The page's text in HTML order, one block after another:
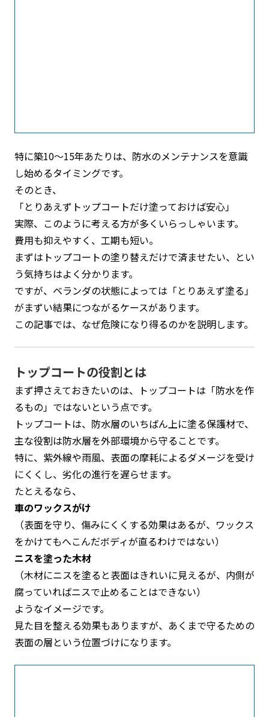
特に築10〜15年あたりは、防水のメンテナンスを意識
し始めるタイミングです。
そのとき、
「とりあえずトップコートだけ塗っておけば安心」
実際、このように考える方が多くいらっしゃいます。
費用も抑えやすく、工期も短い。
まずはトップコートの塗り替えだけで済ませたい、とい
う気持ちはよく分かります。
ですが、ベランダの状態によっては「とりあえず塗る」
がまずい結果につながるケースがあります。
この記事では、なぜ危険になり得るのかを説明します。
トップコートの役割とは
まず押さえておきたいのは、トップコートは「防水を作
るもの」ではないという点です。
トップコートは、防水層のいちばん上に塗る保護材で、
主な役割は防水層を外部環境から守ることです。
特に、紫外線や雨風、表面の摩耗によるダメージを受け
にくくし、劣化の進行を遅らせます。
たとえるなら、
車のワックスがけ
（表面を守り、傷みにくくする効果はあるが、ワックス
をかけてもへこんだボディが直るわけではない）
ニスを塗った木材
（木材にニスを塗ると表面はきれいに見えるが、内側が
腐っていればニスで止めることはできない）
ようなイメージです。
見た目を整える効果もありますが、あくまで守るための
表面の層という位置づけになります。